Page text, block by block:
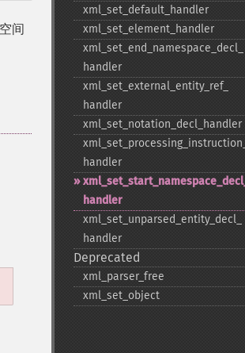
间
xml_​set_​default_​handler
xml_​set_​element_​handler
xml_​set_​end_​namespace_​decl_​
handler
xml_​set_​external_​entity_​ref_​
handler
xml_​set_​notation_​decl_​handler
xml_​set_​processing_​instruction_​
handler
xml_​set_​start_​namespace_​decl_​
handler
xml_​set_​unparsed_​entity_​decl_​
handler
Deprecated
xml_​parser_​free
xml_​set_​object